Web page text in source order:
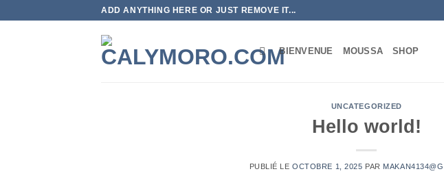
ADD ANYTHING HERE OR JUST REMOVE IT...
BIENVENUE MOUSSA SHOP
UNCATEGORIZED
Hello world!
PUBLIÉ LEOCTOBRE 1, 2025 PAR